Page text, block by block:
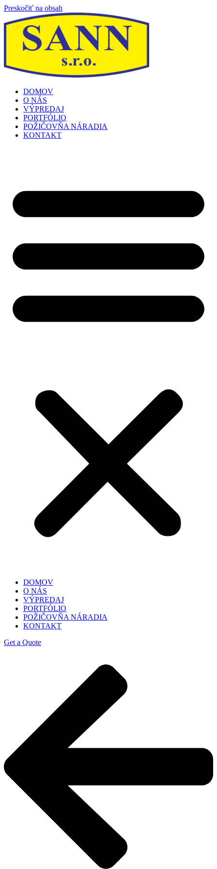
Preskočiť na obsah
DOMOV
O NÁS
VÝPREDAJ
PORTFÓLIO
POŽIČOVŇA NÁRADIA
KONTAKT
DOMOV
O NÁS
VÝPREDAJ
PORTFÓLIO
POŽIČOVŇA NÁRADIA
KONTAKT
Get a Quote